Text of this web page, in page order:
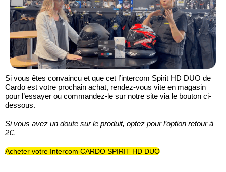
Si vous êtes convaincu et que cet l’intercom Spirit HD DUO de
Cardo est votre prochain achat, rendez-vous vite en magasin
pour l’essayer ou commandez-le sur notre site via le bouton ci-
dessous.
Si vous avez un doute sur le produit, optez pour l’option retour à
2€.
Acheter votre Intercom CARDO SPIRIT HD DUO